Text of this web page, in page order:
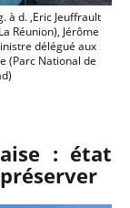
à d. ,Eric Jeuffrault
Réunion), Jérôme
délégué aux
(Parc National de
: état